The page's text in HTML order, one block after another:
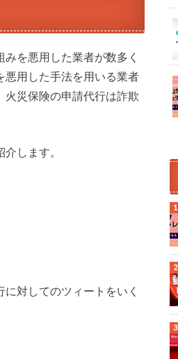
を悪用した業者が数多く
悪用した手法を用いる業者
火災保険の申請代行は詐欺
します。
対してのツィートをいく